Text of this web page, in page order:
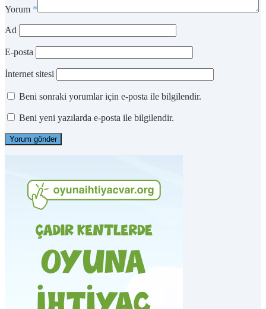
Yorum *
Ad
E-posta
İnternet sitesi
Beni sonraki yorumlar için e-posta ile bilgilendir.
Beni yeni yazılarda e-posta ile bilgilendir.